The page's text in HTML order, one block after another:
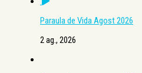
Paraula de Vida Agost 2026
2 ag., 2026